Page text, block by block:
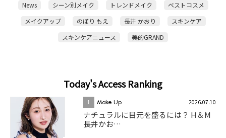
News シーン別メイク トレンドメイク
ベストコスメ
メイクアップ
のぼり もえ 長井 かおり
スキンケア
スキンケアニュース
美的GRAND
Today's Access Ranking
1 Make Up 2026.07.10
ナチュラルに目元を盛るには？ H＆M
長井かお…